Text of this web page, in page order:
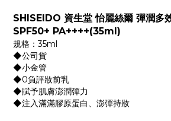
SHISEIDO 資生堂 怡麗絲爾 彈潤多
SPF50+ PA++++(35ml)
規格：35ml
◆公司貨
◆小金管
◆0負評妝前乳
◆賦予肌膚澎潤彈力
◆注入滿滿膠原蛋白、澎彈持妝